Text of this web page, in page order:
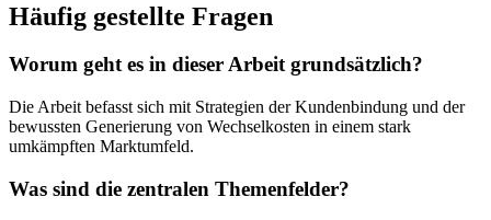
Häufig gestellte Fragen
Worum geht es in dieser Arbeit grundsätzlich?
Die Arbeit befasst sich mit Strategien der Kundenbindung und der
bewussten Generierung von Wechselkosten in einem stark
umkämpften Marktumfeld.
Was sind die zentralen Themenfelder?